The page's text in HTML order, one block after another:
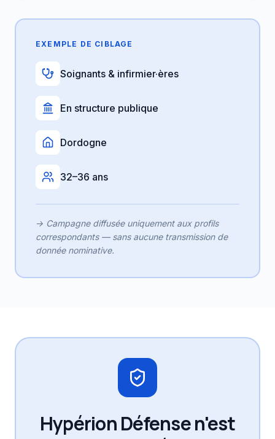
EXEMPLE DE CIBLAGE
Soignants & infirmier·ères
En structure publique
Dordogne
32–36 ans
→ Campagne diffusée uniquement aux profils
correspondants — sans aucune transmission de
donnée nominative.
Hypérion Défense n'est